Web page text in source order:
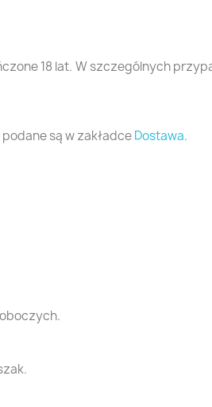
18 lat. W szczególnych
są w zakładceDostawa.